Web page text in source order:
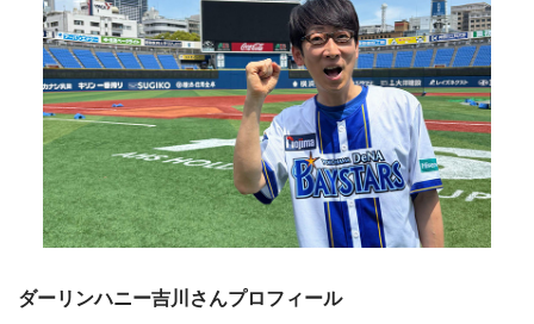
ダーリンハニー吉川さんプロフィール